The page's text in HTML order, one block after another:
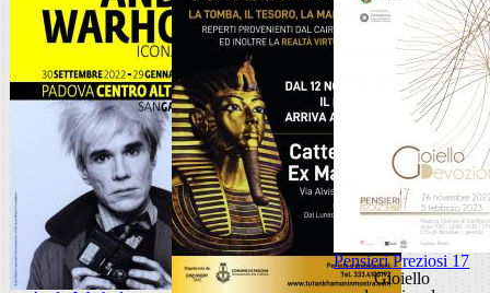
Pensieri Preziosi 17
Gioiello